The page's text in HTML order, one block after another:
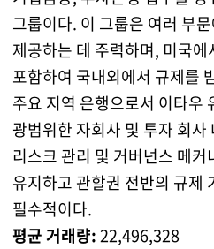
그룹이다. 이 그룹은 여러 부
제공하는 데 주력하며, 미국
포함하여 국내외에서 규제를
주요 지역 은행으로서 이타우
광범위한 자회사 및 투자 회
리스크 관리 및 거버넌스 메
유지하고 관할권 전반의 규제
필수적이다.
평균 거래량:22,496,328